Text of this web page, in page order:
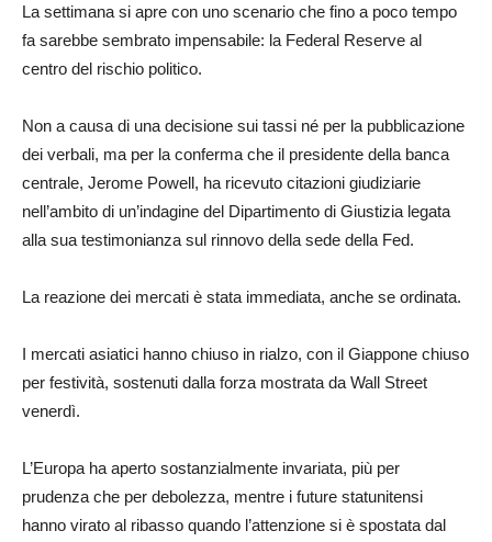
La settimana si apre con uno scenario che fino a poco tempo
fa sarebbe sembrato impensabile: la Federal Reserve al
centro del rischio politico.
Non a causa di una decisione sui tassi né per la pubblicazione
dei verbali, ma per la conferma che il presidente della banca
centrale, Jerome Powell, ha ricevuto citazioni giudiziarie
nell’ambito di un’indagine del Dipartimento di Giustizia legata
alla sua testimonianza sul rinnovo della sede della Fed.
La reazione dei mercati è stata immediata, anche se ordinata.
I mercati asiatici hanno chiuso in rialzo, con il Giappone chiuso
per festività, sostenuti dalla forza mostrata da Wall Street
venerdì.
L’Europa ha aperto sostanzialmente invariata, più per
prudenza che per debolezza, mentre i future statunitensi
hanno virato al ribasso quando l’attenzione si è spostata dal